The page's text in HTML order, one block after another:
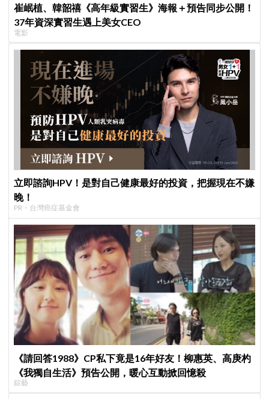
崔岷植、韓韶禧《高年級實習生》海報＋預告同步公開！
37年資深實習生遇上美女CEO
電影
立即諮詢HPV！是對自己健康最好的投資，把握現在不嫌
晚！
PR・台灣癌症基金會
《請回答1988》CP私下竟是16年好友！柳惠英、高庚杓
《我獨自生活》預告公開，暖心互動掀回憶殺
綜藝